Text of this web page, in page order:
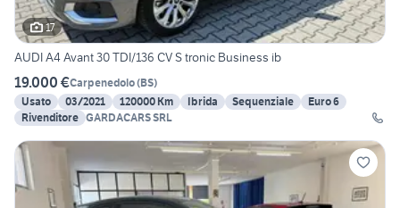
17
AUDI A4 Avant 30 TDI/136 CV S tronic Business ib
19.000 €Carpenedolo(BS)
Usato
03/2021 120000 Km Ibrida Sequenziale
Euro 6
Rivenditore GARDACARS SRL